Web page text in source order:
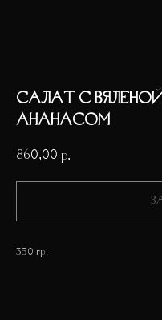
САЛАТ С
АНАНАСОМ
860,00 р.
350 гр.